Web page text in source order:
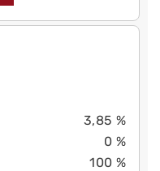
3,85 %
0 %
100 %